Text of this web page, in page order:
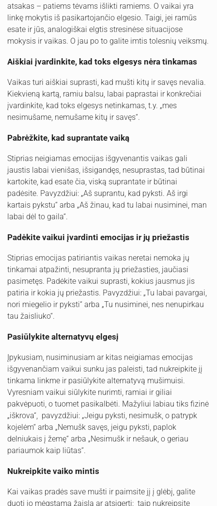
atsakas – patiems tėvams išlikti ramiems. O vaikai yra
linkę mokytis iš pasikartojančio elgesio. Taigi, jei ramūs
esate ir jūs, analogiškai elgtis stresinėse situacijose
mokysis ir vaikas. O jau po to galite imtis tolesnių veiksmų.
Aiškiai įvardinkite, kad toks elgesys nėra tinkamas
Vaikas turi aiškiai suprasti, kad mušti kitų ir savęs nevalia.
Kiekvieną kartą, ramiu balsu, labai paprastai ir konkrečiai
įvardinkite, kad toks elgesys netinkamas, t.y. „mes
nesimušame, nemušame kitų ir savęs“.
Pabrėžkite, kad suprantate vaiką
Stiprias neigiamas emocijas išgyvenantis vaikas gali
jaustis labai vienišas, išsigandęs, nesuprastas, tad būtinai
kartokite, kad esate čia, viską suprantate ir būtinai
padėsite. Pavyzdžiui: „Aš suprantu, kad pyksti. Aš irgi
kartais pykstu“ arba „Aš žinau, kad tu labai nusiminei, man
labai dėl to gaila“.
Padėkite vaikui įvardinti emocijas ir jų priežastis
Stiprias emocijas patiriantis vaikas neretai nemoka jų
tinkamai atpažinti, nesupranta jų priežasties, jaučiasi
pasimetęs. Padėkite vaikui suprasti, kokius jausmus jis
patiria ir kokia jų priežastis. Pavyzdžiui: „Tu labai pavargai,
nori miegelio ir pyksti“ arba „Tu nusiminei, nes nenupirkau
tau žaisliuko“.
Pasiūlykite alternatyvų elgesį
Įpykusiam, nusiminusiam ar kitas neigiamas emocijas
išgyvenančiam vaikui sunku jas paleisti, tad nukreipkite jį
tinkama linkme ir pasiūlykite alternatyvą mušimuisi.
Vyresniam vaikui siūlykite nurimti, ramiai ir giliai
pakvėpuoti, o tuomet pasikalbėti. Mažyliui labiau tiks fizinė
„iškrova“, pavyzdžiui: „Jeigu pyksti, nesimušk, o patrypk
kojelėm“ arba „Nemušk savęs, jeigu pyksti, paplok
delniukais į žemę“ arba „Nesimušk ir nešauk, o geriau
pariaumok kaip liūtas“.
Nukreipkite vaiko mintis
Kai vaikas pradės save mušti ir paimsite jį į glėbį, galite
duoti jo mėgstamą žaislą ar atsigerti: taip nukreipsite